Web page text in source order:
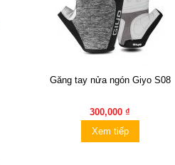
Găng tay nửa ngón Giyo S08
300,000 ₫
Xem tiếp